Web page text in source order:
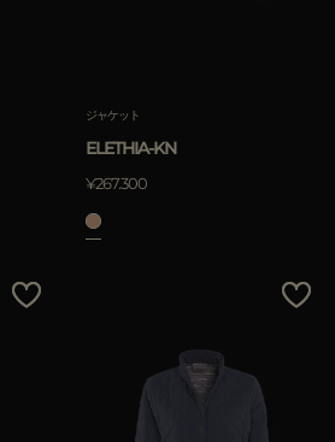
ジャケット
ELETHIA-KN
¥267.300